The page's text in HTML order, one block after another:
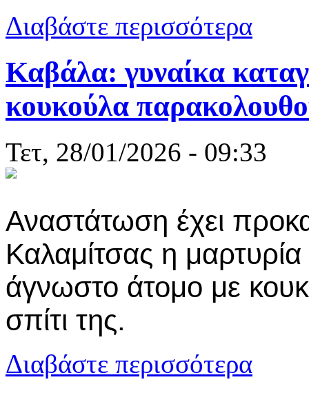
Διαβάστε περισσότερα
Καβάλα: γυναίκα
κουκούλα
Τετ, 28/01/2026 - 09:33
Αναστάτωση έχει
Καλαμίτσας η μαρτυρία
άγνωστο άτομο με
σπίτι της.
Διαβάστε περισσότερα